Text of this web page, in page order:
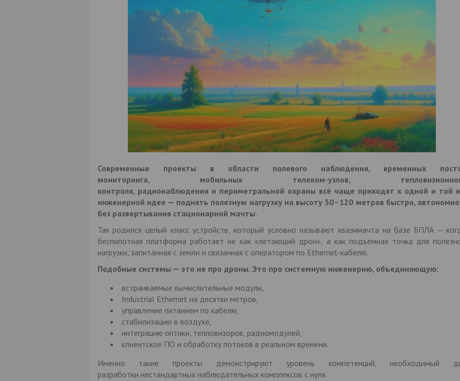
Современные проекты в области полевого наблюдения, временных
мониторинга, мобильных телеком-узлов,
контроля, радионаблюдения и периметральной охраны всё чаще приходят к одной и той
инженерной идее — поднять полезную нагрузку на высоту 30–120 метров быстро,
без развертывания стационарной мачты.
Так родился целый класс устройств, который условно называют квазимачта на базе БПЛА —
беспилотная платформа работает не как «летающий дрон», а как подъёмная точка для
нагрузки, запитанная с земли и связанная с оператором по Ethernet-кабелю.
Подобные системы — это не про дроны. Это про системную инженерию, объединяющую:
встраиваемые вычислительные модули,
Industrial Ethernet на десятки метров,
управление питанием по кабелю,
стабилизацию в воздухе,
интеграцию оптики, тепловизоров, радиомодулей,
клиентское ПО и обработку потоков в реальном времени.
Именно такие проекты демонстрируют уровень компетенций, необходимый
разработки нестандартных наблюдательных комплексов с нуля.